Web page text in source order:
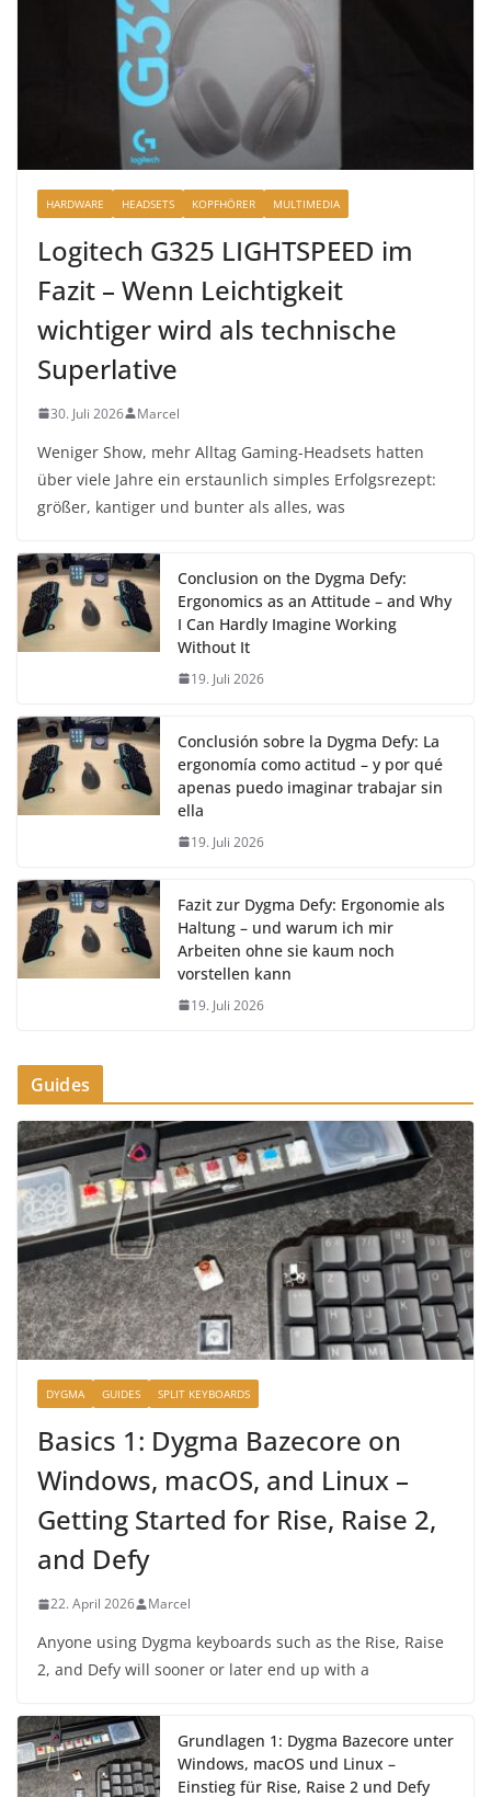
HARDWARE HEADSETS KOPFHÖRER MULTIMEDIA
Logitech G325 LIGHTSPEED im
Fazit – Wenn Leichtigkeit
wichtiger wird als technische
Superlative
30. Juli 2026 Marcel
Weniger Show, mehr Alltag Gaming-Headsets hatten
über viele Jahre ein erstaunlich simples Erfolgsrezept:
größer, kantiger und bunter als alles, was
Conclusion on the Dygma Defy:
Ergonomics as an Attitude – and Why
I Can Hardly Imagine Working
Without It
19. Juli 2026
Conclusión sobre la Dygma Defy: La
ergonomía como actitud – y por qué
apenas puedo imaginar trabajar sin
ella
19. Juli 2026
Fazit zur Dygma Defy: Ergonomie als
Haltung – und warum ich mir
Arbeiten ohne sie kaum noch
vorstellen kann
19. Juli 2026
Guides
DYGMA GUIDES SPLIT KEYBOARDS
Basics 1: Dygma Bazecore on
Windows, macOS, and Linux –
Getting Started for Rise, Raise 2,
and Defy
22. April 2026 Marcel
Anyone using Dygma keyboards such as the Rise, Raise
2, and Defy will sooner or later end up with a
Grundlagen 1: Dygma Bazecore unter
Windows, macOS und Linux –
Einstieg für Rise, Raise 2 und Defy